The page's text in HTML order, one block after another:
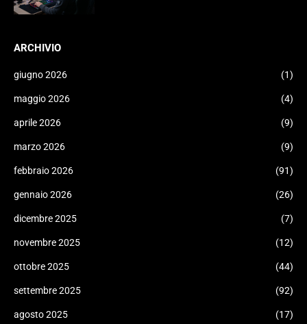
ARCHIVIO
giugno 2026 (1)
maggio 2026 (4)
aprile 2026 (9)
marzo 2026 (9)
febbraio 2026 (91)
gennaio 2026 (26)
dicembre 2025 (7)
novembre 2025 (12)
ottobre 2025 (44)
settembre 2025 (92)
agosto 2025 (17)